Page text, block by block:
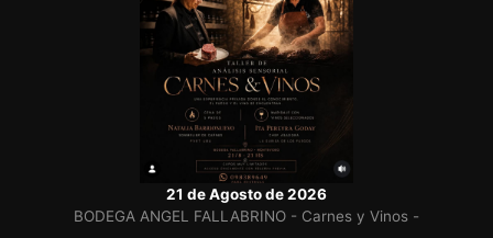
21 de Agosto de 2026
BODEGA ANGEL FALLABRINO - Carnes y Vinos -